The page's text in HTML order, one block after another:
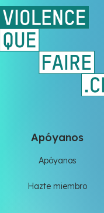
Apóyanos
Apóyanos
Hazte miembro